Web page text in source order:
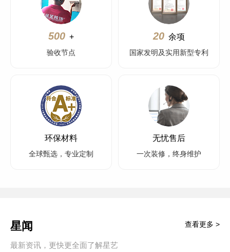
500 +
验收节点
20 余项
国家发明及实用新型专利
环保材料
全球甄选，专业定制
无忧售后
一次装修，终身维护
星闻
最新资讯，更快更全面了解星艺
查看更多 >